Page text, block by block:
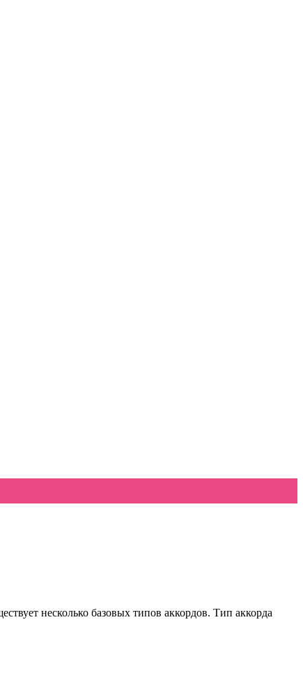
несколько базовых типов аккордов. Тип аккорда